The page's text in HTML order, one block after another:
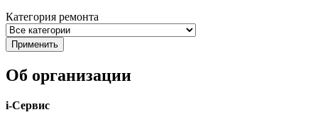
Категория ремонта
Об организации
i-Сервис